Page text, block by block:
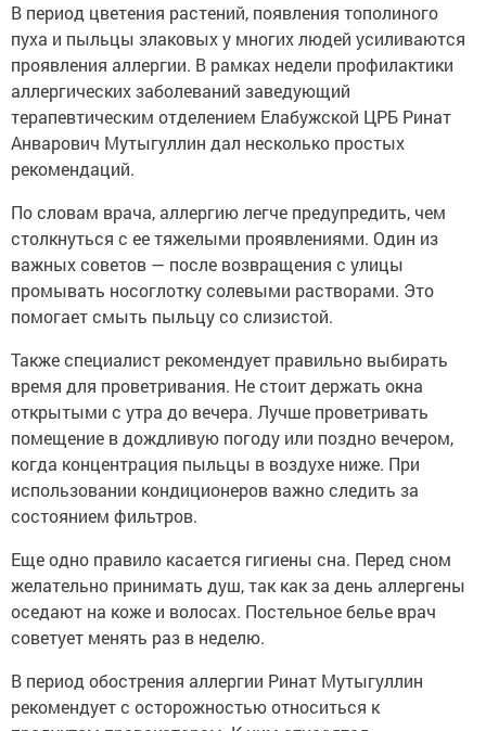
В период цветения растений, появления тополиного
пуха и пыльцы злаковых у многих людей усиливаются
проявления аллергии. В рамках недели профилактики
аллергических заболеваний заведующий
терапевтическим отделением Елабужской ЦРБ Ринат
Анварович Мутыгуллин дал несколько простых
рекомендаций.
По словам врача, аллергию легче предупредить, чем
столкнуться с ее тяжелыми проявлениями. Один из
важных советов — после возвращения с улицы
промывать носоглотку солевыми растворами. Это
помогает смыть пыльцу со слизистой.
Также специалист рекомендует правильно выбирать
время для проветривания. Не стоит держать окна
открытыми с утра до вечера. Лучше проветривать
помещение в дождливую погоду или поздно вечером,
когда концентрация пыльцы в воздухе ниже. При
использовании кондиционеров важно следить за
состоянием фильтров.
Еще одно правило касается гигиены сна. Перед сном
желательно принимать душ, так как за день аллергены
оседают на коже и волосах. Постельное белье врач
советует менять раз в неделю.
В период обострения аллергии Ринат Мутыгуллин
рекомендует с осторожностью относиться к